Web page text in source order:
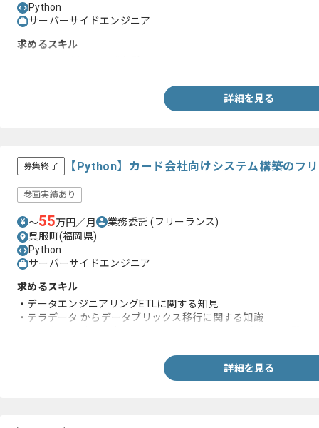
Python
サーバーサイドエンジニア
求めるスキル
詳細を見る
募集終了 【Python】カード会社向けシステム構築のフ
参画実績あり
〜55万円／月 業務委託(フリーランス)
呉服町(福岡県)
Python
サーバーサイドエンジニア
求めるスキル
・データエンジニアリングETLに関する知見
・テラデータ からデータブリックス移行に関する知識
詳細を見る